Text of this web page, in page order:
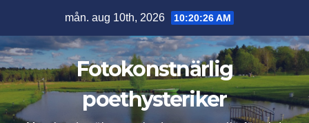
innehåll
mån. aug 10th, 2026 10:20:27 AM
Fotokonstnärlig
poethysteriker